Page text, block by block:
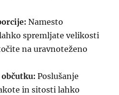
Namesto
spremljate velikosti
na uravnoteženo
Poslušanje
in sitosti lahko